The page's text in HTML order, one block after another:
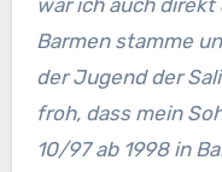
war ich auch
Barmen stamme
der Jugend der
froh, dass mein
10/97 ab 1998 in